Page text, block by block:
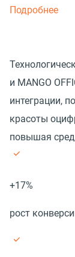
Подробнее
и MANGO
интеграции,
красоты
повышая
+17%
рост